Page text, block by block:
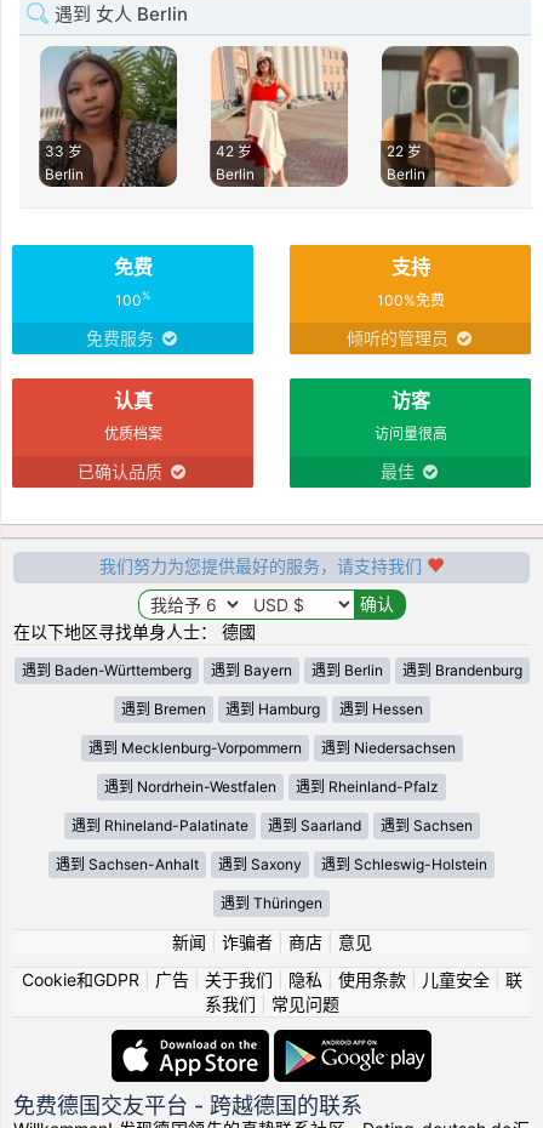
遇到 女人 Berlin
33 岁
Berlin
42 岁
Berlin
22 岁
Berlin
免费
100%
免费服务
支持
100%免费
倾听的管理员
认真
优质档案
已确认品质
访客
访问量很高
最佳
我们努力为您提供最好的服务，请支持我们
在以下地区寻找单身人士： 德國
遇到 Baden-Württemberg 遇到 Bayern 遇到 Berlin 遇到 Brandenburg
遇到 Bremen 遇到 Hamburg 遇到 Hessen
遇到 Mecklenburg-Vorpommern 遇到 Niedersachsen
遇到 Nordrhein-Westfalen 遇到 Rheinland-Pfalz
遇到 Rhineland-Palatinate 遇到 Saarland 遇到 Sachsen
遇到 Sachsen-Anhalt 遇到 Saxony 遇到 Schleswig-Holstein
遇到 Thüringen
新闻 诈骗者| 商店| 意见
Cookie和GDPR
广告| 关于我们 隐私 使用条款| 儿童安全| 联
系我们
常见问题
免费德国交友平台 - 跨越德国的联系